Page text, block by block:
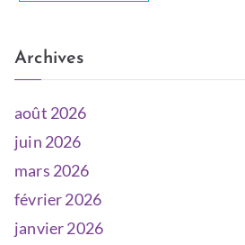
Archives
août 2026
juin 2026
mars 2026
février 2026
janvier 2026